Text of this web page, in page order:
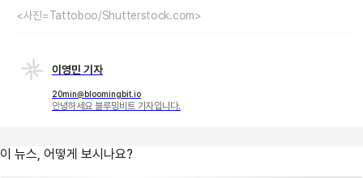
<사진=Tattoboo/Shutterstock.com>
이영민 기자
20min@bloomingbit.io
안녕하세요 블루밍비트 기자입니다.
이 뉴스, 어떻게 보시나요?